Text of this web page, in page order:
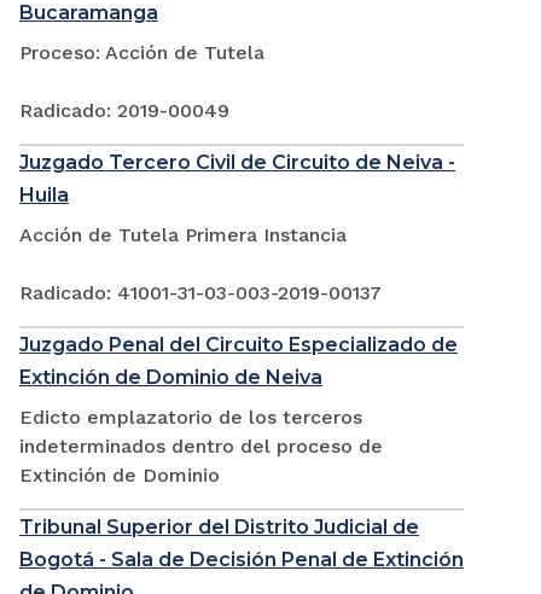
Bucaramanga
Proceso: Acción de Tutela
Radicado: 2019-00049
Juzgado Tercero Civil de Circuito de Neiva -
Huila
Acción de Tutela Primera Instancia
Radicado: 41001-31-03-003-2019-00137
Juzgado Penal del Circuito Especializado de
Extinción de Dominio de Neiva
Edicto emplazatorio de los terceros
indeterminados dentro del proceso de
Extinción de Dominio
Tribunal Superior del Distrito Judicial de
Bogotá - Sala de Decisión Penal de Extinción